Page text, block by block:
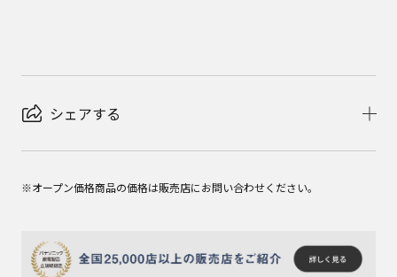
シェアする
※オープン価格商品の価格は販売店にお問い合わせください。